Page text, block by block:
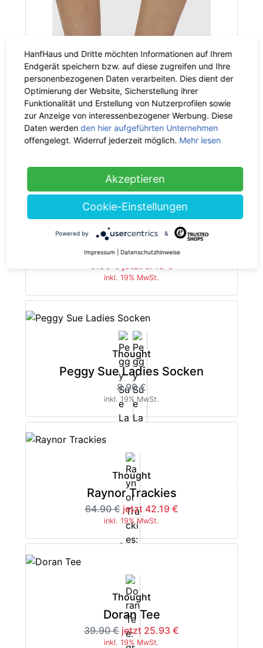
Thought
Daisee Textured Flower Bamboo
Ankle Socks
inkl. 19% MwSt.
Thought
Peggy Sue Ladies Socken
8.90 €
inkl. 19% MwSt.
Thought
Raynor Trackies
64.90 € jetzt 42.19 €
inkl. 19% MwSt.
-35%
Thought
Doran Tee
39.90 € jetzt 25.93 €
inkl. 19% MwSt.
-35%
HanfHaus und Dritte möchten Informationen auf Ihrem
Endgerät speichern bzw. auf diese zugreifen und Ihre
personenbezogenen Daten verarbeiten. Dies dient der
Optimierung der Website, Sicherstellung ihrer
Funktionalität und Erstellung von Nutzerprofilen sowie
zur Anzeige von interessenbezogener Werbung. Diese
Daten werdenden hier aufgeführten Unternehmen
offengelegt. Widerruf jederzeit möglich. Mehr lesen
Akzeptieren
Cookie-Einstellungen
Powered by &
Impressum Datenschutzhinweise